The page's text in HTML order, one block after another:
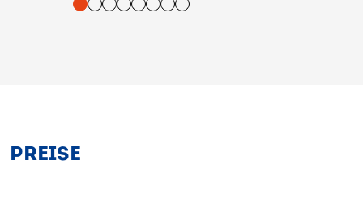
und Vorlesen der Inhalte mit Leertaste oder Tabulator-
PREISE